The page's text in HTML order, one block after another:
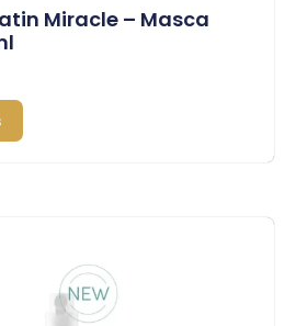
Miracle – Masca
105,70 lei.